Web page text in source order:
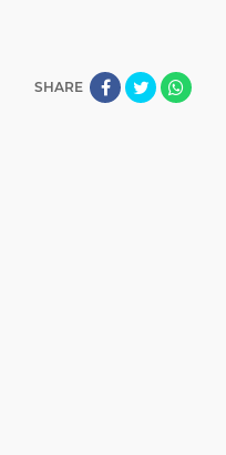
SHARE